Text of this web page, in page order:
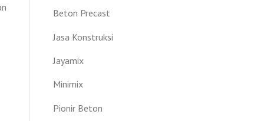
Beton Precast
Jasa Konstruksi
Jayamix
Minimix
Pionir Beton